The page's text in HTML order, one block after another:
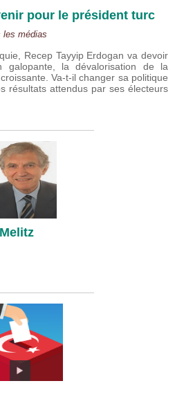
pour le président turc
les médias
Recep Tayyip Erdogan va devoir
galopante, la dévalorisation de la
Va-t-il changer sa politique
résultats attendus par ses électeurs